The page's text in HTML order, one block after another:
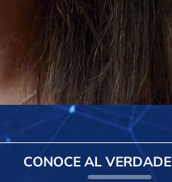
CONOCE AL